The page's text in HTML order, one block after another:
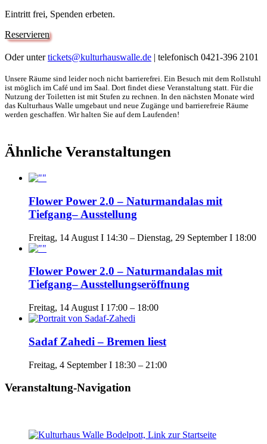
Eintritt frei, Spenden erbeten.
Reservieren
Oder untertickets@kulturhauswalle.de | telefonisch 0421-396 2101
Unsere Räume sind leider noch nicht barrierefrei. Ein Besuch mit dem Rollstuhl
ist möglich im Café und im Saal. Dort findet diese Veranstaltung statt. Für die
Nutzung der Toiletten ist mit Stufen zu rechnen. In den nächsten Monate wird
das Kulturhaus Walle umgebaut und neue Zugänge und barrierefreie Räume
werden geschaffen. Wir halten Sie auf dem Laufenden!
Ähnliche Veranstaltungen
Flower Power 2.0 – Naturmandalas mit
Tiefgang– Ausstellung
Freitag, 14 August I 14:30 – Dienstag, 29 September I 18:00
Flower Power 2.0 – Naturmandalas mit
Tiefgang– Ausstellungseröffnung
Freitag, 14 August I 17:00 – 18:00
Sadaf Zahedi – Bremen liest
Freitag, 4 September I 18:30 – 21:00
Veranstaltung-Navigation